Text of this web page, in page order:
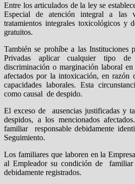
Entre los articulados de la ley se
Especial de atención integral a las
tratamientos integrales toxicológicos y
gratuitos.
También se prohíbe a las Instituciones
Privadas aplicar cualquier tipo
discriminación o marginación laboral
afectados por la intoxicación, en
capacidades laborales. Esta
como causal de despido.
El exceso de ausencias justificadas y
despidos, a los mencionados
familiar responsable debidamente
Seguimiento.
Los familiares que laboren en la
al Empleador su condición de
debidamente registrados.